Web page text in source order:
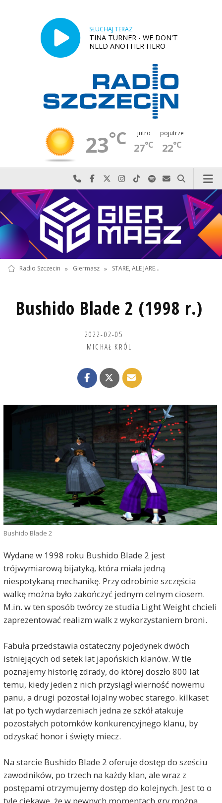
SŁUCHAJ TERAZ
TINA TURNER - WE DON'T
NEED ANOTHER HERO
23°C jutro
27°C
pojutrze
22°C
Najlepiej po prostu do nas zadzwoń
Odwiedź nas na Facebook-u
Odwiedź nas na X
Odwiedź nas na Instagram-ie
Odwiedź nas na TikTok-u
Szukaj nas na Spotify
Wyślij do nas
Szukaj
Radio Szczecin » Giermasz » STARE, ALE JARE...
Bushido Blade 2 (1998 r.)
2022-02-05
MICHAŁ KRÓL
Bushido Blade 2
Wydane w 1998 roku Bushido Blade 2 jest
trójwymiarową bijatyką, która miała jedną
niespotykaną mechanikę. Przy odrobinie szczęścia
walkę można było zakończyć jednym celnym ciosem.
M.in. w ten sposób twórcy ze studia Light Weight chcieli
zaprezentować realizm walk z wykorzystaniem broni.
Fabuła przedstawia ostateczny pojedynek dwóch
istniejących od setek lat japońskich klanów. W tle
poznajemy historię zdrady, do której doszło 800 lat
temu, kiedy jeden z nich przysiągł wierność nowemu
panu, a drugi pozostał lojalny wobec starego. kilkaset
lat po tych wydarzeniach jedna ze szkół atakuje
pozostałych potomków konkurencyjnego klanu, by
odzyskać honor i święty miecz.
Na starcie Bushido Blade 2 oferuje dostęp do sześciu
zawodników, po trzech na każdy klan, ale wraz z
postępami otrzymujemy dostęp do kolejnych. Jest to o